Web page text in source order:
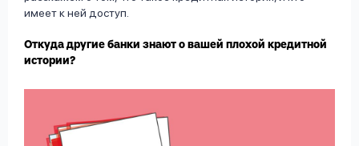
имеет к ней доступ.
Откуда другие банки знают о вашей плохой кредитной
истории?